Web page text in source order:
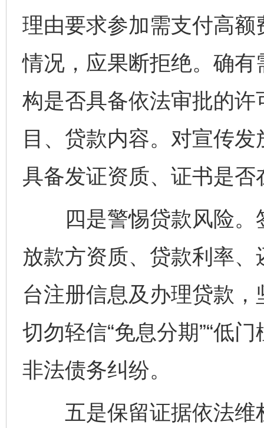
理由要求参加需支付高
情况，应果断拒绝。确
构是否具备依法审批的
目、贷款内容。对宣传
具备发证资质、证书是
四是警惕贷款风险。
放款方资质、贷款利率
台注册信息及办理贷款
切勿轻信“免息分期”“低
非法债务纠纷。
五是保留证据依法维